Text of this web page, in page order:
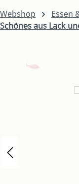
Webshop
Essen
Schönes aus Lack
Bildergalerie